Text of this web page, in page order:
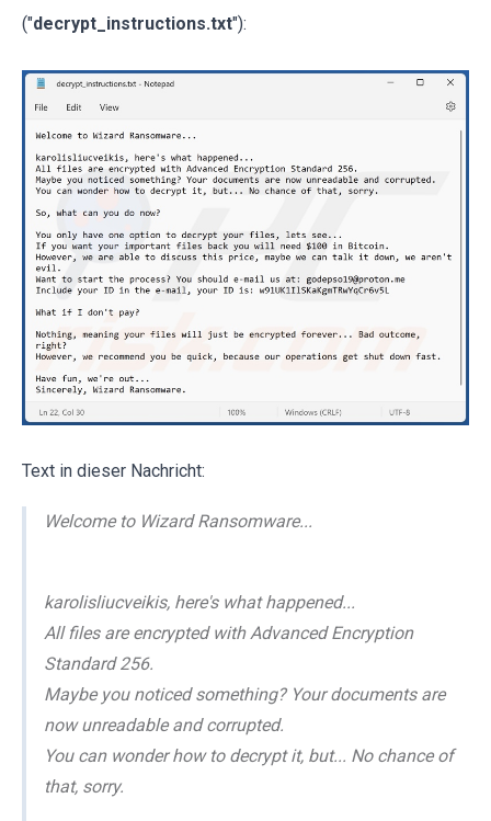
("decrypt_instructions.txt"):
Text in dieser Nachricht:
Welcome to Wizard Ransomware...
karolisliucveikis, here's what happened...
All files are encrypted with Advanced Encryption
Standard 256.
Maybe you noticed something? Your documents are
now unreadable and corrupted.
You can wonder how to decrypt it, but... No chance of
that, sorry.